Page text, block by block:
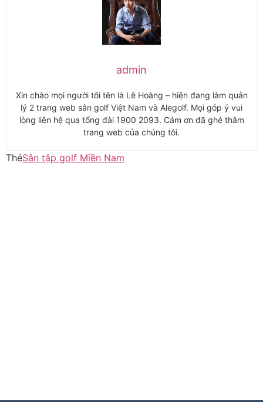
admin
Xin chào mọi người tôi tên là Lê Hoàng – hiện đang làm quản
lý 2 trang web sân golf Việt Nam và Alegolf. Mọi góp ý vui
lòng liên hệ qua tổng đài 1900 2093. Cám ơn đã ghé thăm
trang web của chúng tôi.
ThẻSân tập golf Miền Nam